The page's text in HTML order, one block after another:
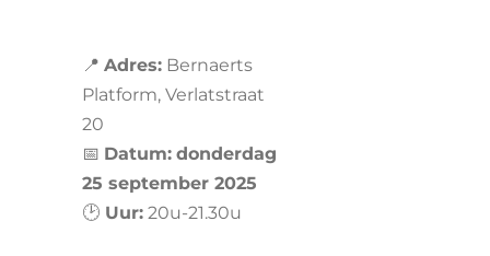
📍 Adres: Bernaerts
Platform, Verlatstraat
20
📅 Datum: donderdag
25 september 2025
🕑 Uur: 20u-21.30u